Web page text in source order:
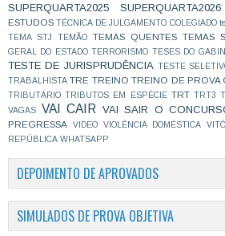
SUPERQUARTA2025
SUPERQUARTA2026
ESTUDOS TÉCNICA DE JULGAMENTO COLEGIADO
TEMA STJ TEMÃO TEMAS QUENTES TEMAS
GERAL DO ESTADO TERRORISMO TESES DO
TESTE DE JURISPRUDÊNCIA TESTE
TRABALHISTA TRE TREINO TREINO DE PROVA
TRIBUTÁRIO TRIBUTOS EM ESPÉCIE TRT TRT3
VAGAS
VAI CAIR VAI SAIR O
PREGRESSA
VIDEO VIOLÊNCIA DOMÉSTICA
REPÚBLICA WHATSAPP
DEPOIMENTO DE APROVADOS
SIMULADOS DE PROVA OBJETIVA